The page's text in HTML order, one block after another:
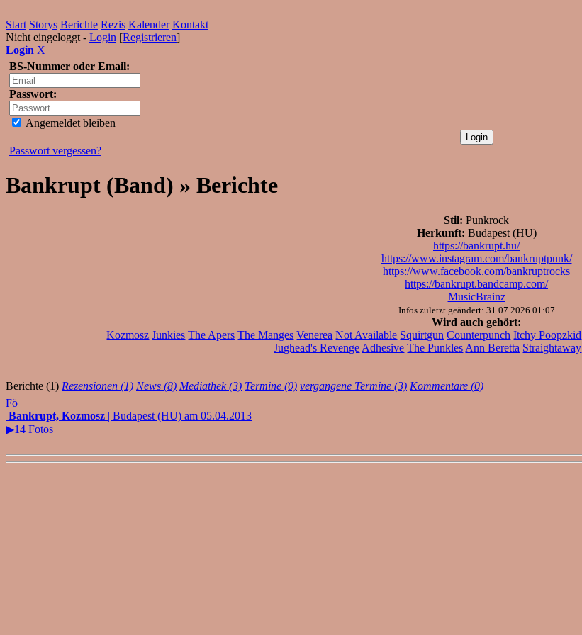
Start Storys Berichte Rezis Kalender Kontakt
Nicht eingeloggt - Login [Registrieren]
Login X
BS-Nummer oder Email:
Passwort:
Angemeldet bleiben
Passwort vergessen?
Bankrupt (Band) » Berichte
Stil: Punkrock
Herkunft: Budapest (HU)
https://bankrupt.hu/
https://www.instagram.com/bankruptpunk/
https://www.facebook.com/bankruptrocks
https://bankrupt.bandcamp.com/
MusicBrainz
Infos zuletzt geändert: 31.07.2026 01:07
Wird auch gehört:
Kozmosz Junkies The Apers The Manges Venerea Not Available Squirtgun Counterpunch Itchy Poopzkid
Jughead's Revenge Adhesive The Punkles Ann Beretta Straightaway
Berichte (1) Rezensionen (1) News (8) Mediathek (3) Termine (0) vergangene Termine (3) Kommentare (0)
Fö
Bankrupt, Kozmosz | Budapest (HU) am 05.04.2013
▶14 Fotos